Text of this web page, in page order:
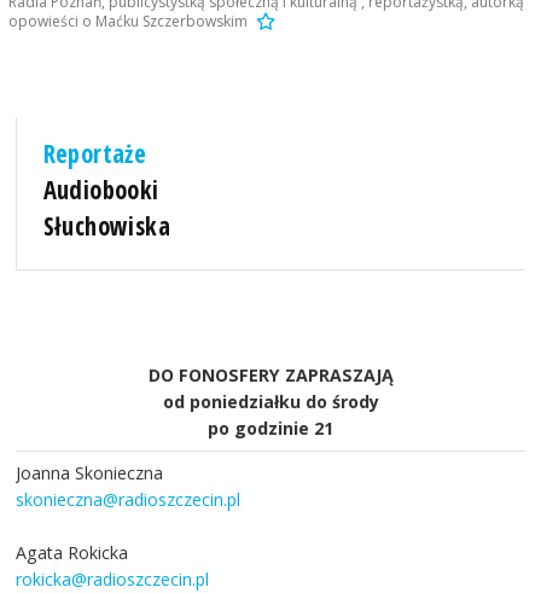
opowieści o Maćku Szczerbowskim
Reportaże
Audiobooki
Słuchowiska
DO FONOSFERY ZAPRASZAJĄ
od poniedziałku do środy
po godzinie 21
Joanna Skonieczna
skonieczna@radioszczecin.pl
Agata Rokicka
rokicka@radioszczecin.pl